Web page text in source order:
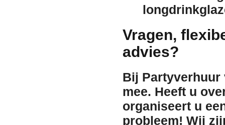
Vragen,
advies?
Bij Partyverhuur
mee. Heeft u
organiseert u
probleem! Wij